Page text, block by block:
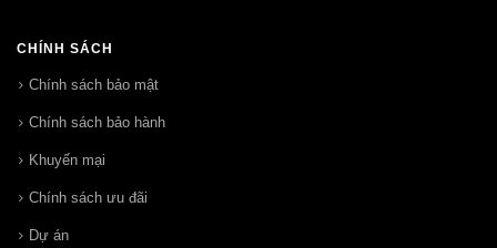
CHÍNH SÁCH
Chính sách bảo mật
Chính sách bảo hành
Khuyến mại
Chính sách ưu đãi
Dự án